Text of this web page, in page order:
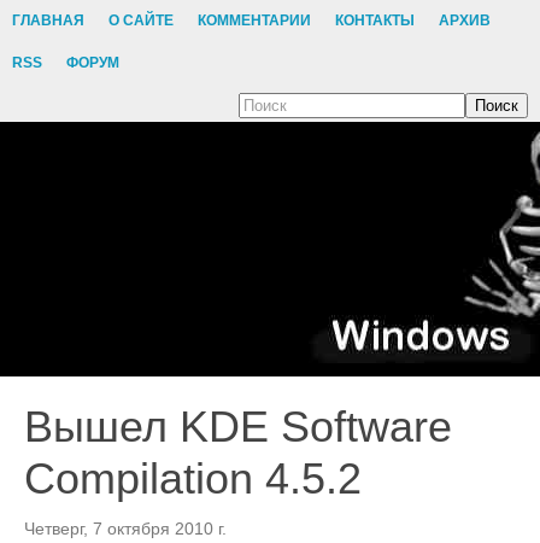
ГЛАВНАЯ О САЙТЕ КОММЕНТАРИИ КОНТАКТЫ АРХИВ
RSS ФОРУМ
Поиск
Вышел KDE Software
Compilation 4.5.2
Четверг, 7 октября 2010 г.